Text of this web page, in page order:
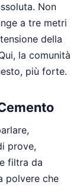
Non
a tre metri
della
la comunità
più forte.
prove,
filtra da
polvere che